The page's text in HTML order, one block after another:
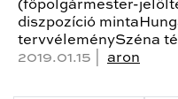
(főpolgármester-
diszpozíció
tervvéleménySzéna
2019.01.15 | aron